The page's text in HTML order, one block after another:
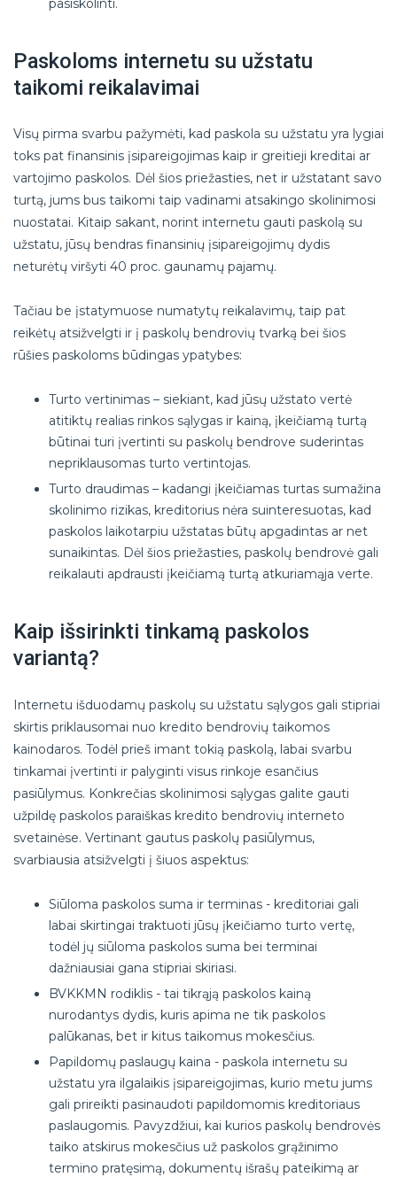
pasiskolinti.
Paskoloms internetu su užstatu
taikomi reikalavimai
Visų pirma svarbu pažymėti, kad paskola su užstatu yra lygiai
toks pat finansinis įsipareigojimas kaip ir greitieji kreditai ar
vartojimo paskolos. Dėl šios priežasties, net ir užstatant savo
turtą, jums bus taikomi taip vadinami atsakingo skolinimosi
nuostatai. Kitaip sakant, norint internetu gauti paskolą su
užstatu, jūsų bendras finansinių įsipareigojimų dydis
neturėtų viršyti 40 proc. gaunamų pajamų.
Tačiau be įstatymuose numatytų reikalavimų, taip pat
reikėtų atsižvelgti ir į paskolų bendrovių tvarką bei šios
rūšies paskoloms būdingas ypatybes:
Turto vertinimas – siekiant, kad jūsų užstato vertė
atitiktų realias rinkos sąlygas ir kainą, įkeičiamą turtą
būtinai turi įvertinti su paskolų bendrove suderintas
nepriklausomas turto vertintojas.
Turto draudimas – kadangi įkeičiamas turtas sumažina
skolinimo rizikas, kreditorius nėra suinteresuotas, kad
paskolos laikotarpiu užstatas būtų apgadintas ar net
sunaikintas. Dėl šios priežasties, paskolų bendrovė gali
reikalauti apdrausti įkeičiamą turtą atkuriamąja verte.
Kaip išsirinkti tinkamą paskolos
variantą?
Internetu išduodamų paskolų su užstatu sąlygos gali stipriai
skirtis priklausomai nuo kredito bendrovių taikomos
kainodaros. Todėl prieš imant tokią paskolą, labai svarbu
tinkamai įvertinti ir palyginti visus rinkoje esančius
pasiūlymus. Konkrečias skolinimosi sąlygas galite gauti
užpildę paskolos paraiškas kredito bendrovių interneto
svetainėse. Vertinant gautus paskolų pasiūlymus,
svarbiausia atsižvelgti į šiuos aspektus:
Siūloma paskolos suma ir terminas - kreditoriai gali
labai skirtingai traktuoti jūsų įkeičiamo turto vertę,
todėl jų siūloma paskolos suma bei terminai
dažniausiai gana stipriai skiriasi.
BVKKMN rodiklis - tai tikrąją paskolos kainą
nurodantys dydis, kuris apima ne tik paskolos
palūkanas, bet ir kitus taikomus mokesčius.
Papildomų paslaugų kaina - paskola internetu su
užstatu yra ilgalaikis įsipareigojimas, kurio metu jums
gali prireikti pasinaudoti papildomomis kreditoriaus
paslaugomis. Pavyzdžiui, kai kurios paskolų bendrovės
taiko atskirus mokesčius už paskolos grąžinimo
termino pratęsimą, dokumentų išrašų pateikimą ar